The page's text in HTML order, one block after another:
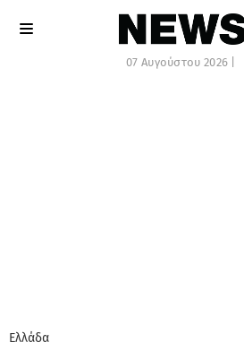
07 Αυγούστου 2026 |
Ελλάδα